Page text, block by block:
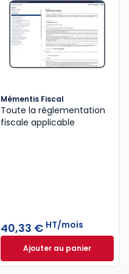
à partir de 291,00 € HT
Mémentis Fiscal
Toute la réglementation
fiscale applicable
40,33 € HT/mois
Ajouter au panier
Mémentis Fiscal